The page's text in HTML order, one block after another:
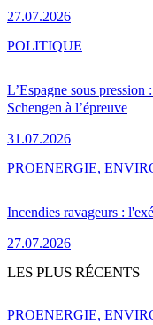
27.07.2026
L’Espagne sous
Schengen à l’épreuve
31.07.2026
POLITIQUE
Incendies ravageurs :
27.07.2026
PROENERGIE,
LES PLUS RÉCENTS
PROENERGIE,